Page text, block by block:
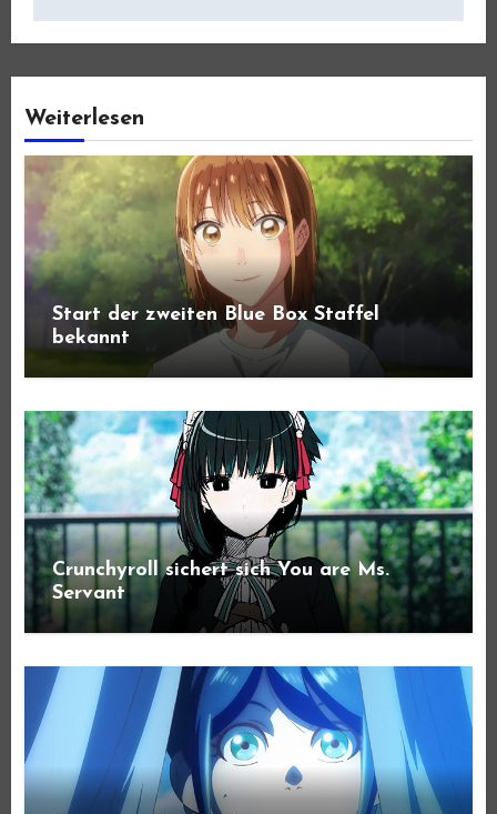
Weiterlesen
Start der zweiten Blue Box Staffel
bekannt
Crunchyroll sichert sich You are Ms.
Servant